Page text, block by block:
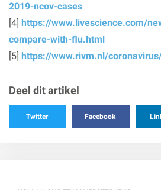
2019-ncov-cases
[4] https://www.livescience.com/
compare-with-flu.html
[5] https://www.rivm.nl/
Deel dit artikel
Twitter Facebook